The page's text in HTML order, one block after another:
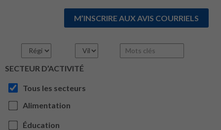
M’INSCRIRE AUX AVIS COURRIELS
SECTEUR D’ACTIVITÉ
Tous les secteurs
Alimentation
Éducation